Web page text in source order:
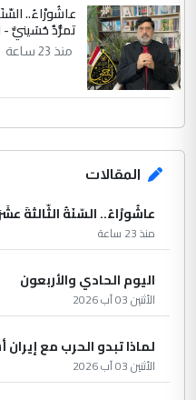
عاشُورْاءُ..
تمرُّدٌ حُسَينيٌّ -
منذ 23 ساعة
المقالات
عاشُورْاءُ.. السّنَةُ الثّالثةَ
منذ 23 ساعة
اليوم الحادي والأربعون
الأثنين 03 آب 2026
لماذا تبدو الحرب مع
الأثنين 03 آب 2026